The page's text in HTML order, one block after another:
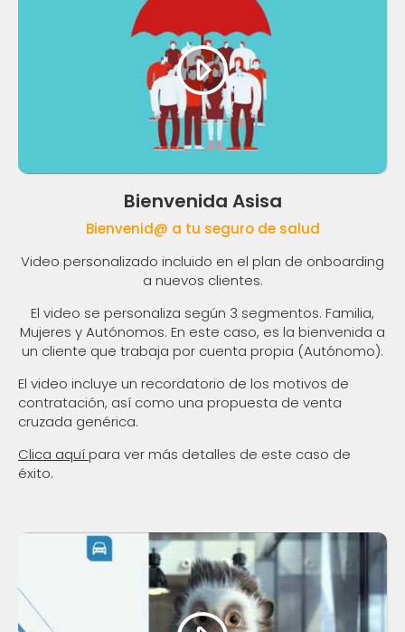
Bienvenida Asisa
Bienvenid@ a tu seguro de salud
Video personalizado incluido en el plan de onboarding
a nuevos clientes.
El video se personaliza según 3 segmentos. Familia,
Mujeres y Autónomos. En este caso, es la bienvenida a
un cliente que trabaja por cuenta propia (Autónomo).
El video incluye un recordatorio de los motivos de
contratación, así como una propuesta de venta
cruzada genérica.
Clica aquípara ver más detalles de este caso de
éxito.